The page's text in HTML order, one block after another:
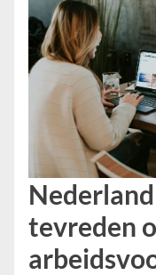
tevreden